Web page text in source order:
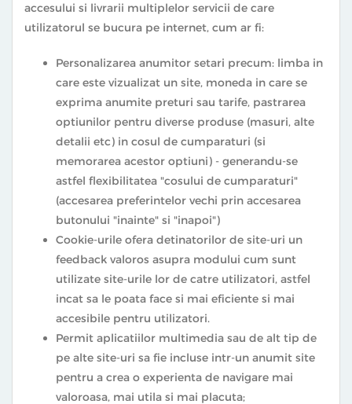
accesului si livrarii multiplelor servicii de care
utilizatorul se bucura pe internet, cum ar fi:
Personalizarea anumitor setari precum: limba in
care este vizualizat un site, moneda in care se
exprima anumite preturi sau tarife, pastrarea
optiunilor pentru diverse produse (masuri, alte
detalii etc) in cosul de cumparaturi (si
memorarea acestor optiuni) - generandu-se
astfel flexibilitatea "cosului de cumparaturi"
(accesarea preferintelor vechi prin accesarea
butonului "inainte" si "inapoi")
Cookie-urile ofera detinatorilor de site-uri un
feedback valoros asupra modului cum sunt
utilizate site-urile lor de catre utilizatori, astfel
incat sa le poata face si mai eficiente si mai
accesibile pentru utilizatori.
Permit aplicatiilor multimedia sau de alt tip de
pe alte site-uri sa fie incluse intr-un anumit site
pentru a crea o experienta de navigare mai
valoroasa, mai utila si mai placuta;